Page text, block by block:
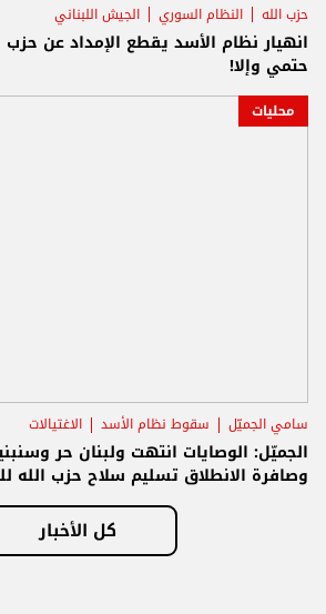
حزب الله النظام السوري الجيش اللبناني
انهيار نظام الأسد يقطع الإمداد عن حزب
حتمي وإلا!
محليات
سامي الجميّل سقوط نظام الأسد الاغتيالات
الجميّل: الوصايات انتهت ولبنان حر
وصافرة الانطلاق تسليم سلاح حزب الله
كل الأخبار